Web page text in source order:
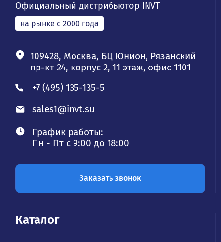
Официальный дистрибьютор INVT
на рынке с 2000 года
109428, Москва, БЦ Юнион, Рязанский
пр-кт 24, корпус 2, 11 этаж, офис 1101
+7 (495) 135-135-5
sales1@invt.su
График работы:
Пн - Пт с 9:00 до 18:00
Заказать звонок
Каталог